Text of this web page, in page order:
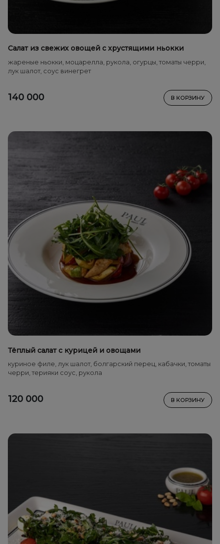
Салат из свежих овощей с хрустящими ньокки
жареные ньокки, моцарелла, рукола, огурцы, томаты черри,
лук шалот, соус винегрет
140 000 В КОРЗИНУ
Тёплый салат с курицей и овощами
куриное филе, лук шалот, болгарский перец, кабачки, томаты
черри, терияки соус, рукола
120 000 В КОРЗИНУ